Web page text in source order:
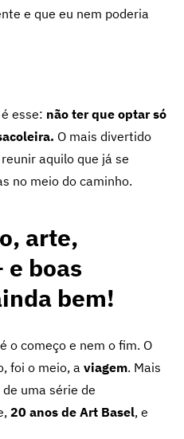
e que eu nem poderia
esse: não ter que optar só
O mais divertido
aquilo que já se
no meio do caminho.
arte,
e boas
bem!
o começo e nem o fim. O
foi o meio, a viagem. Mais
uma série de
20 anos de Art Basel, e